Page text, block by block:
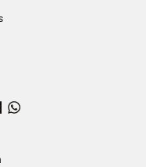
Dailymotion